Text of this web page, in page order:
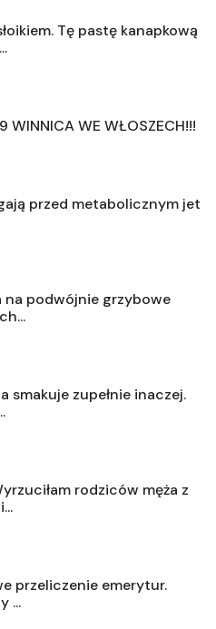
Tę pastę kanapkową
WINNICA WE WŁOSZECH!!!
przed metabolicznym jet
na podwójnie grzybowe
smakuje zupełnie inaczej.
rodziców męża z
przeliczenie emerytur.
...